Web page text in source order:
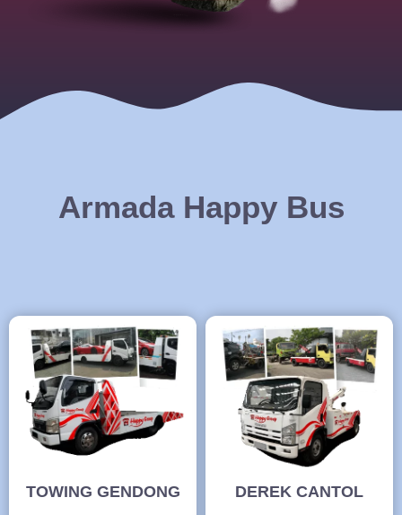
Armada Happy Bus
TOWING GENDONG DEREK CANTOL